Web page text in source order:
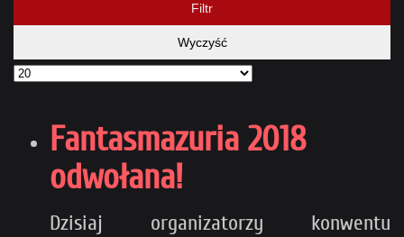
Filtr
Wyczyść
Fantasmazuria 2018
odwołana!
Dzisiaj organizatorzy konwentu